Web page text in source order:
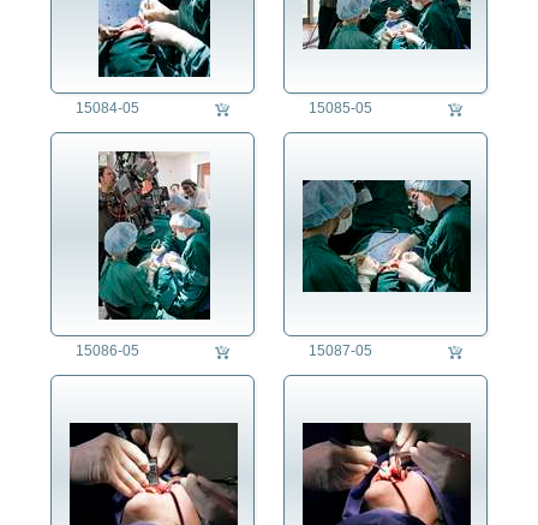
Müllmann/Müllfrau
Musiker/in
Operationspfleger/-
schwester
Optiker/in
Pfarrer/Priester
Physiotherapeut/in
Pilot/in
Polizist/in
Puppenspieler/in
Rettungssanitäter/in
Schäfer/in
Schlosser/in
Schlüsseldienst
15084-05 15085-05
15086-05 15087-05